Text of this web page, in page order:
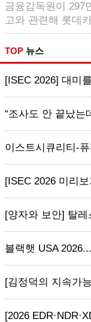
금융감독원이 297
고와 관련해 롯데
TOP 뉴스
[ISEC 2026] 대미
“조사도 안 끝났는
이스트시큐리티-
[ISEC 2026 미리
[양자와 보안] 탈레
블랙햇 USA
[김정덕의 지속가
[2026